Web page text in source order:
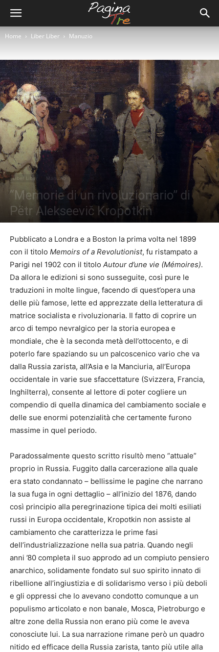
Home Liber Liber Manuzio
Liber Liber Manuzio
“Memorie di un rivoluzionario” di
Pëtr Alekseevič Kropotkin
Pubblicato a Londra e a Boston la prima volta nel 1899
con il titolo Memoirs of a Revolutionist, fu ristampato a
Parigi nel 1902 con il titolo Autour d’une vie (Mémoires).
Da allora le edizioni si sono susseguite, così pure le
traduzioni in molte lingue, facendo di quest’opera una
delle più famose, lette ed apprezzate della letteratura di
matrice socialista e rivoluzionaria. Il fatto di coprire un
arco di tempo nevralgico per la storia europea e
mondiale, che è la seconda metà dell’ottocento, e di
poterlo fare spaziando su un palcoscenico vario che va
dalla Russia zarista, all’Asia e la Manciuria, all’Europa
occidentale in varie sue sfaccettature (Svizzera, Francia,
Inghilterra), consente al lettore di poter cogliere un
compendio di quella dinamica del cambiamento sociale e
delle sue enormi potenzialità che certamente furono
massime in quel periodo.
Paradossalmente questo scritto risultò meno “attuale”
proprio in Russia. Fuggito dalla carcerazione alla quale
era stato condannato – bellissime le pagine che narrano
la sua fuga in ogni dettaglio – all’inizio del 1876, dando
così principio alla peregrinazione tipica dei molti esiliati
russi in Europa occidentale, Kropotkin non assiste al
cambiamento che caratterizza le prime fasi
dell’industrializzazione nella sua patria. Quando negli
anni ’80 completa il suo approdo ad un compiuto pensiero
anarchico, solidamente fondato sul suo spirito innato di
ribellione all’ingiustizia e di solidarismo verso i più deboli
e gli oppressi che lo avevano condotto comunque a un
populismo articolato e non banale, Mosca, Pietroburgo e
altre zone della Russia non erano più come le aveva
conosciute lui. La sua narrazione rimane però un quadro
nitido ed efficace della Russia zarista, tanto più utile alla